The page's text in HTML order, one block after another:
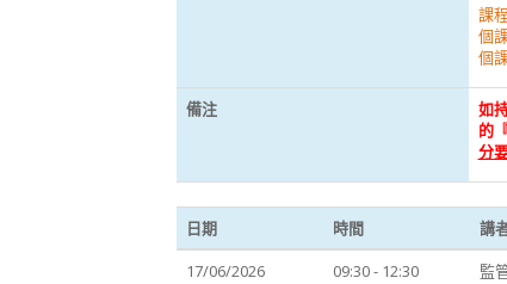
課
個
個
備注
如
的
分
日期 時間 講
17/06/2026
09:30 - 12:30 監